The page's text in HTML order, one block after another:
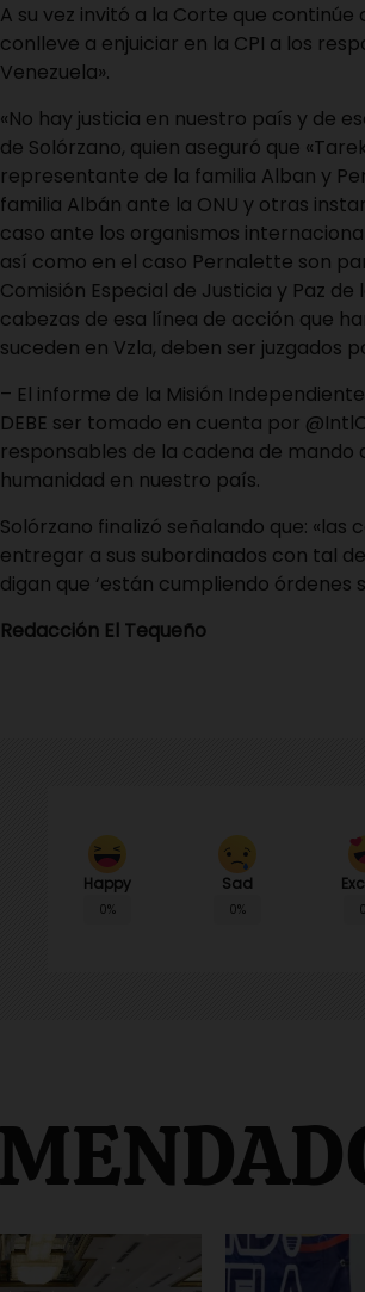
A su vez invitó a la Corte que
conlleve a enjuiciar en la CPI a los
Venezuela».
«No hay justicia en nuestro país y de
de Solórzano, quien aseguró que
representante de la familia Alban y
familia Albán ante la ONU y otras
caso ante los organismos
así como en el caso Pernalette son
Comisión Especial de Justicia y Paz
cabezas de esa línea de acción que
suceden en Vzla, deben ser juzgados
– El informe de la Misión
DEBE ser tomado en cuenta por
responsables de la cadena de
humanidad en nuestro país.
Solórzano finalizó señalando que:
entregar a sus subordinados con tal
digan que ‘están cumpliendo órdenes
Redacción El Tequeño
Happy
0%
Sad
0%